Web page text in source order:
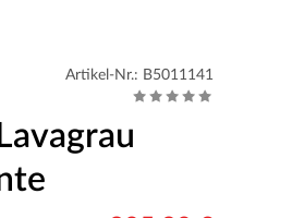
Artikel-Nr.: B5011141